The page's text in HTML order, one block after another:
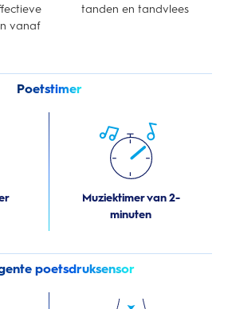
vanaf
tanden en tandvlees
Poetstimer
Muziektimer van 2-
minuten
poetsdruksensor